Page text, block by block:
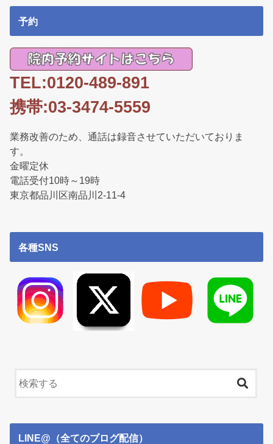
予約
TEL:0120-489-891
携帯:03-3474-5559
業務改善のため、通話は録音させていただいておりま
す。
金曜定休
電話受付10時～19時
東京都品川区南品川2-11-4
各種SNS
LINE@（全てのブログ配信）